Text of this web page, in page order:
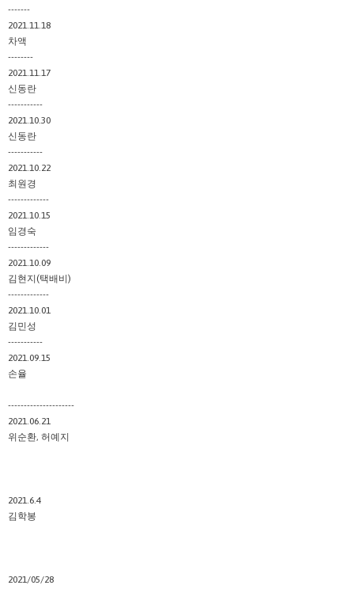
-------
2021.11.18
차액
--------
2021.11.17
신동란
-----------
2021.10.30
신동란
-----------
2021.10.22
최원경
-------------
2021.10.15
임경숙
-------------
2021.10.09
김현지(택배비)
-------------
2021.10.01
김민성
-----------
2021.09.15
손율
---------------------
2021.06.21
위순환, 허예지
2021.6.4
김학봉
2021/05/28